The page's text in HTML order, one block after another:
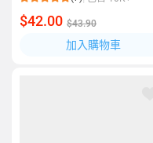
$42.00 $43.90
加入購物車